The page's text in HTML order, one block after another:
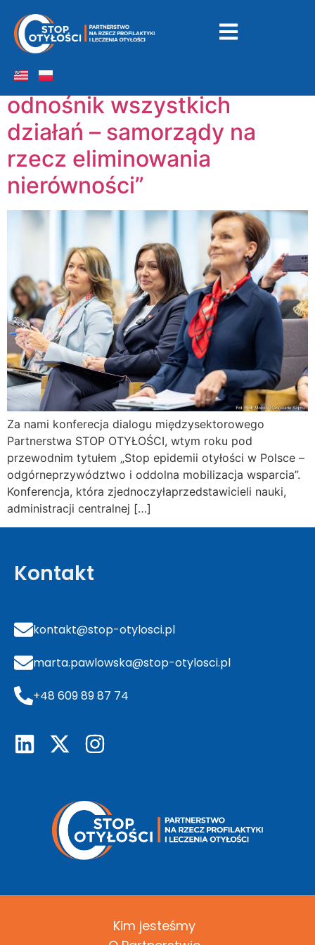
Dzień:2025-06-12
Sesja „Zdrowie jako
odnośnik wszystkich
działań – samorządy na
rzecz eliminowania
nierówności”
Za nami konferecja dialogu międzysektorowego
Partnerstwa STOP OTYŁOŚCI, wtym roku pod
przewodnim tytułem „Stop epidemii otyłości w Polsce –
odgórneprzywództwo i oddolna mobilizacja wsparcia”.
Konferencja, która zjednoczyłaprzedstawicieli nauki,
administracji centralnej […]
Kontakt
kontakt@stop-otylosci.pl
marta.pawlowska@stop-otylosci.pl
+48 609 89 87 74
Kim jesteśmy